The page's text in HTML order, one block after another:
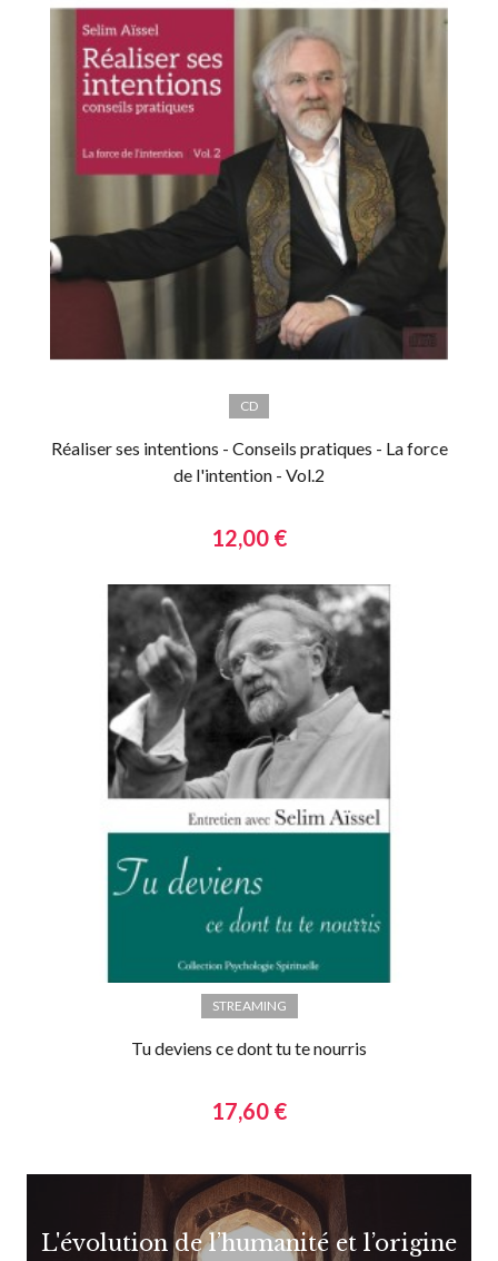
CD
Réaliser ses intentions - Conseils pratiques - La force
de l'intention - Vol.2
12,00 €
STREAMING
Tu deviens ce dont tu te nourris
17,60 €
L'évolution de l’humanité et l’origine